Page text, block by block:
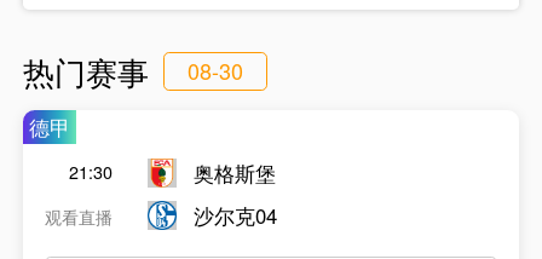
热门赛事 08-30
德甲
21:30
观看直播
奥格斯堡
沙尔克04